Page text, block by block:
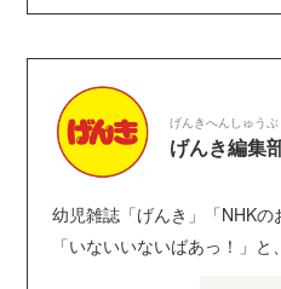
に、エッセイ『これだけは
本100』（風鳴舎）、由美村
前で、絵本『バスが来ました
ろのペンダント』（大月書店
る。JPIC読者アドバイザー。
スト®。
げんきへんしゅうぶ
げんき編集
幼児雑誌「げんき」「NHKの
「いないいないばあっ！」